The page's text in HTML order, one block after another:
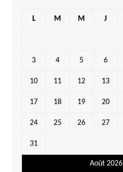
Août 2026
L M M J
3 4 5 6
10 11 12 13
17 18 19 20
24 25 26 27
31